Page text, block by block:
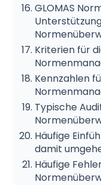
GLOMAS
Kriterien für
Kennzahlen
Typische
Häufige
damit
Häufige